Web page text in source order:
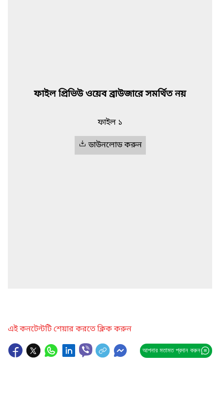
ফাইল প্রিভিউ ওয়েব ব্রাউজারে সমর্থিত নয়
ফাইল ১
ডাউনলোড করুন
এই কনটেন্টটি শেয়ার করতে ক্লিক করুন
আপনার মতামত প্রদান করুন